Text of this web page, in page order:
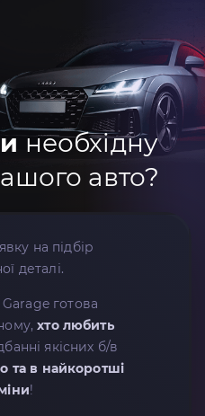
необхідну
авто?
на підбір
деталі.
готова
хто любить
якісних б/в
та в найкоротші
!